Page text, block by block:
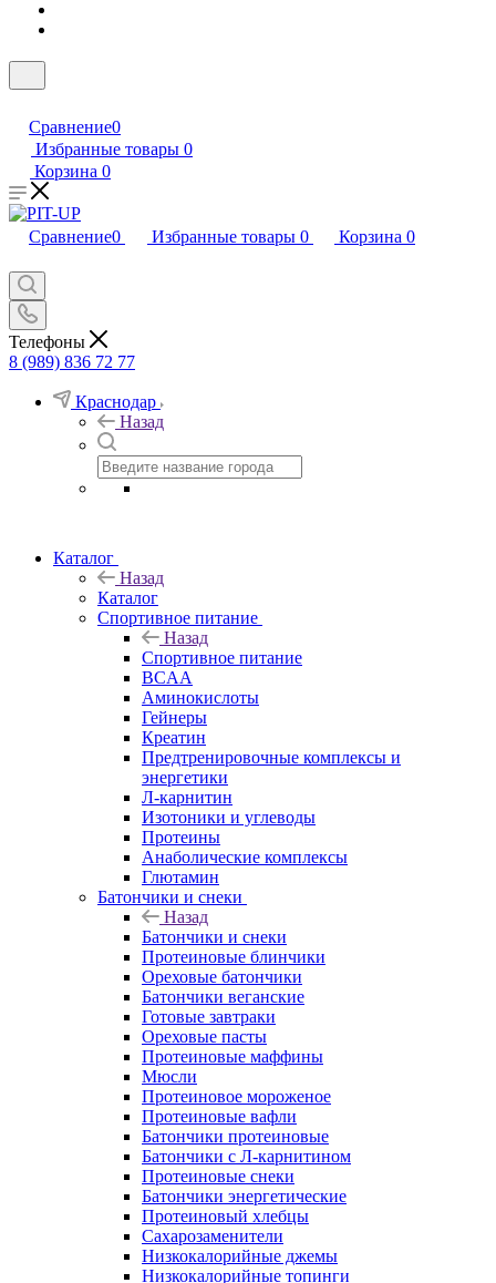
Сравнение0
Избранные товары 0
Корзина 0
Сравнение0 Избранные товары 0 Корзина 0
Телефоны
8 (989) 836 72 77
Краснодар
Назад
Каталог
Назад
Каталог
Спортивное питание
Назад
Спортивное питание
BCAA
Аминокислоты
Гейнеры
Креатин
Предтренировочные комплексы и
энергетики
Л-карнитин
Изотоники и углеводы
Протеины
Анаболические комплексы
Глютамин
Батончики и снеки
Назад
Батончики и снеки
Протеиновые блинчики
Ореховые батончики
Батончики веганские
Готовые завтраки
Ореховые пасты
Протеиновые маффины
Мюсли
Протеиновое мороженое
Протеиновые вафли
Батончики протеиновые
Батончики с Л-карнитином
Протеиновые снеки
Батончики энергетические
Протеиновый хлебцы
Сахарозаменители
Низкокалорийные джемы
Низкокалорийные топинги